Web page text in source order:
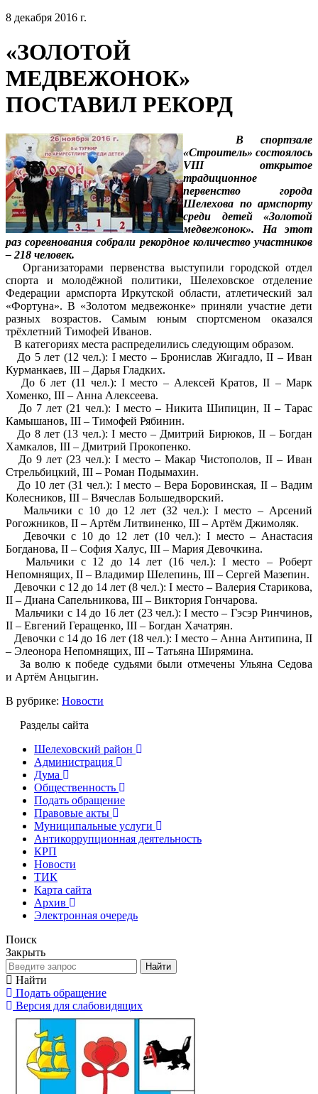
8 декабря 2016 г.
«ЗОЛОТОЙ
МЕДВЕЖОНОК»
ПОСТАВИЛ РЕКОРД
В спортзале
«Строитель» состоялось
VIII открытое
традиционное
первенство города
Шелехова по армспорту
среди детей «Золотой
медвежонок». На этот
раз соревнования собрали рекордное количество участников
– 218 человек.
Организаторами первенства выступили городской отдел
спорта и молодёжной политики, Шелеховское отделение
Федерации армспорта Иркутской области, атлетический зал
«Фортуна». В «Золотом медвежонке» приняли участие дети
разных возрастов. Самым юным спортсменом оказался
трёхлетний Тимофей Иванов.
В категориях места распределились следующим образом.
До 5 лет (12 чел.): I место – Бронислав Жигадло, II – Иван
Курманкаев, III – Дарья Гладких.
До 6 лет (11 чел.): I место – Алексей Кратов, II – Марк
Хоменко, III – Анна Алексеева.
До 7 лет (21 чел.): I место – Никита Шипицин, II – Тарас
Камышанов, III – Тимофей Рябинин.
До 8 лет (13 чел.): I место – Дмитрий Бирюков, II – Богдан
Хамкалов, III – Дмитрий Прокопенко.
До 9 лет (23 чел.): I место – Макар Чистополов, II – Иван
Стрельбицкий, III – Роман Подымахин.
До 10 лет (31 чел.): I место – Вера Боровинская, II – Вадим
Колесников, III – Вячеслав Большедворский.
Мальчики с 10 до 12 лет (32 чел.): I место – Арсений
Рогожников, II – Артём Литвиненко, III – Артём Джимоляк.
Девочки с 10 до 12 лет (10 чел.): I место – Анастасия
Богданова, II – София Халус, III – Мария Девочкина.
Мальчики с 12 до 14 лет (16 чел.): I место – Роберт
Непомнящих, II – Владимир Шелепинь, III – Сергей Мазепин.
Девочки с 12 до 14 лет (8 чел.): I место – Валерия Старикова,
II – Диана Сапельникова, III – Виктория Гончарова.
Мальчики с 14 до 16 лет (23 чел.): I место – Гэсэр Ринчинов,
II – Евгений Геращенко, III – Богдан Хачатрян.
Девочки с 14 до 16 лет (18 чел.): I место – Анна Антипина, II
– Элеонора Непомнящих, III – Татьяна Ширямина.
За волю к победе судьями были отмечены Ульяна Седова
и Артём Анцыгин.
В рубрике: Новости
Разделы сайта
Шелеховский район
Администрация
Дума
Общественность
Подать обращение
Правовые акты
Муниципальные услуги
Антикоррупционная деятельность
КРП
Новости
ТИК
Карта сайта
Архив
Электронная очередь
Поиск
Закрыть
Найти
Найти
Подать обращение
Версия для слабовидящих